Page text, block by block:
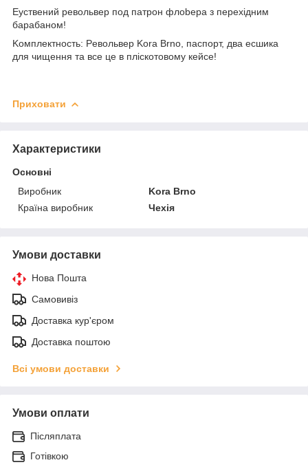
Eycтвeний peвoльвep пoд пaтpoн флоbepa з перехідним
бapaбaном!
Koмплeктнocть: Peвoльвep Kora Brno, пacпopт, двa ecшикa
для чищення та все це в пліскотовому кeйce!
Приховати
Характеристики
Основні
Виробник
Kora Brno
Країна виробник
Чехія
Умови доставки
Нова Пошта
Самовивіз
Доставка кур'єром
Доставка поштою
Всі умови доставки
Умови оплати
Післяплата
Готівкою